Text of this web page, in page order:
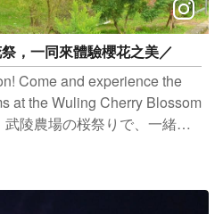
，一同來體驗櫻花之美／
Come and experience the
at the Wuling Cherry Blossom
陵農場の桜祭りで、一緒に
꽃 시즌이 다가옵니다! 우링
陵路3-1號 只要